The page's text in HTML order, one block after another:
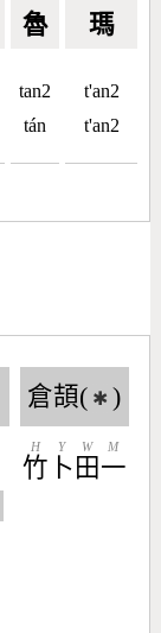
魯 瑪
tan2
tán
t'an2
t'an2
倉頡( ✱ )
竹
H
卜
Y
田
W
一
M